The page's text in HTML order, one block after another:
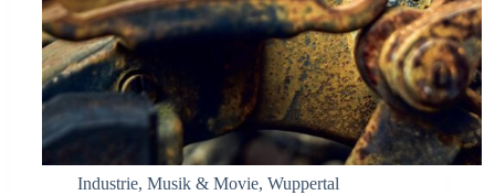
Industrie, Musik & Movie, Wuppertal